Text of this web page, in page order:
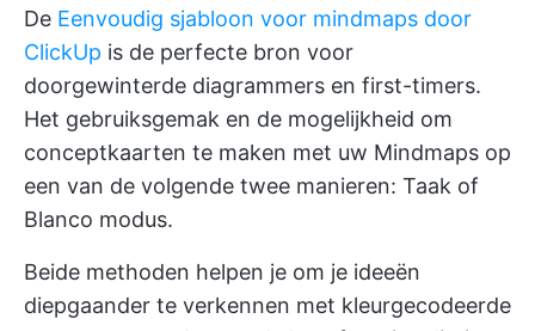
De Eenvoudig sjabloon voor mindmaps door
ClickUp is de perfecte bron voor
doorgewinterde diagrammers en first-timers.
Het gebruiksgemak en de mogelijkheid om
conceptkaarten te maken met uw Mindmaps op
een van de volgende twee manieren: Taak of
Blanco modus.
Beide methoden helpen je om je ideeën
diepgaander te verkennen met kleurgecodeerde